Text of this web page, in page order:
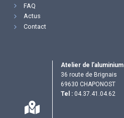
FAQ
Actus
Contact
Atelier de l’aluminium
36 route de Brignais
69630 CHAPONOST
Tel : 04.37.41.04.62